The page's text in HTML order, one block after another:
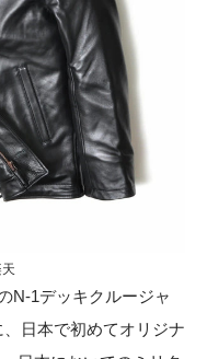
N-1デッキクルージャ
日本で初めてオリジナ